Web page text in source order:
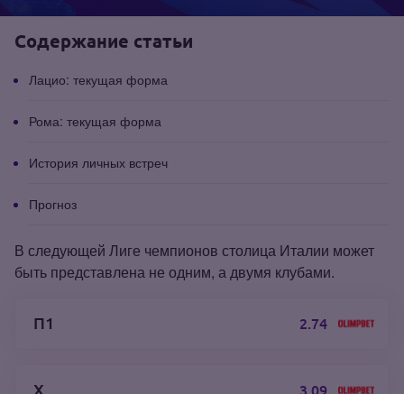
Содержание статьи
Лацио: текущая форма
Рома: текущая форма
История личных встреч
Прогноз
В следующей Лиге чемпионов столица Италии может
быть представлена не одним, а двумя клубами.
П1 2.74
Х 3.09